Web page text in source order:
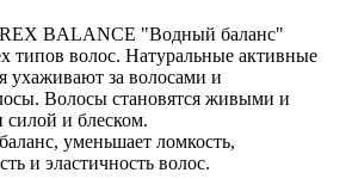
BALANCE "Водный баланс"
типов волос. Натуральные активные
за волосами и
Волосы становятся живыми и
и блеском.
уменьшает ломкость,
и эластичность волос.